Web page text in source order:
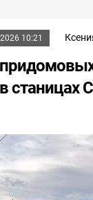
10:21
станицах